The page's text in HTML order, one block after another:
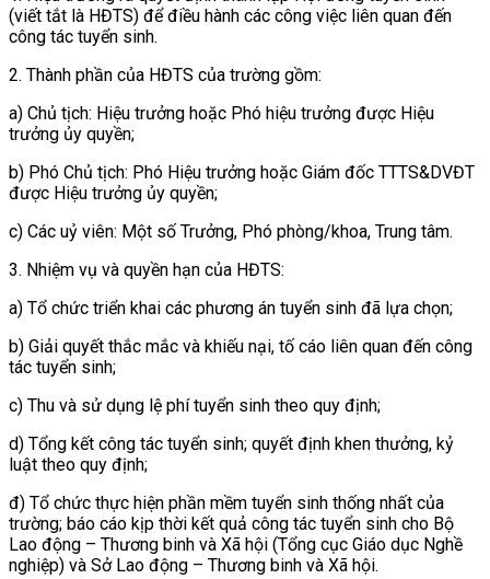
(viết tắt là HĐTS) để điều hành các công việc liên quan đến
công tác tuyển sinh.
2. Thành phần của HĐTS của trường gồm:
a) Chủ tịch: Hiệu trưởng hoặc Phó hiệu trưởng được Hiệu
trưởng ủy quyền;
b) Phó Chủ tịch: Phó Hiệu trưởng hoặc Giám đốc TTTS&DVĐT
được Hiệu trưởng ủy quyền;
c) Các uỷ viên: Một số Trưởng, Phó phòng/khoa, Trung tâm.
3. Nhiệm vụ và quyền hạn của HĐTS:
a) Tổ chức triển khai các phương án tuyển sinh đã lựa chọn;
b) Giải quyết thắc mắc và khiếu nại, tố cáo liên quan đến công
tác tuyển sinh;
c) Thu và sử dụng lệ phí tuyển sinh theo quy định;
d) Tổng kết công tác tuyển sinh; quyết định khen thưởng, kỷ
luật theo quy định;
đ) Tổ chức thực hiện phần mềm tuyển sinh thống nhất của
trường; báo cáo kịp thời kết quả công tác tuyển sinh cho Bộ
Lao động – Thương binh và Xã hội (Tổng cục Giáo dục Nghề
nghiệp) và Sở Lao động – Thương binh và Xã hội.